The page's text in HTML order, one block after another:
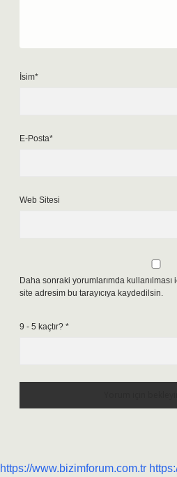
İsim*
E-Posta*
Web Sitesi
Daha sonraki yorumlarımda
site adresim bu tarayıcıya kaydedilsin.
9 - 5 kaçtır? *
https://www.bizimforum.com.tr